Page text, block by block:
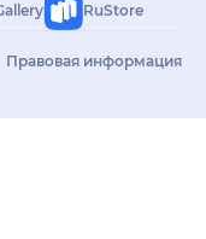
RuStore
Правовая информация